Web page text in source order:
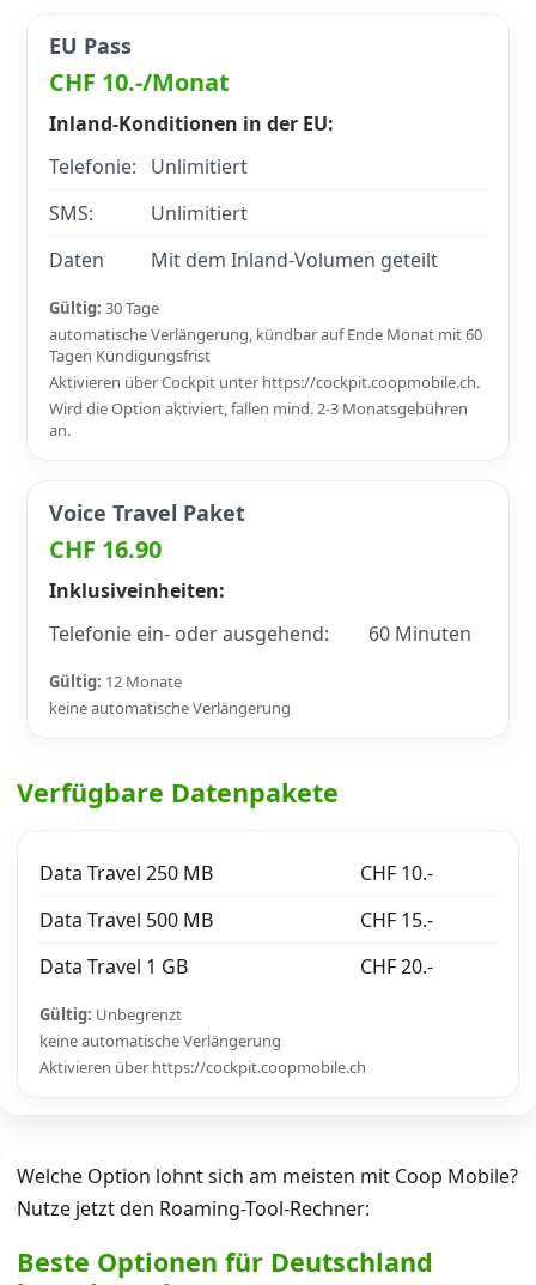
EU Pass
CHF 10.-/Monat
Inland-Konditionen in der EU:
Telefonie:
Unlimitiert
SMS:
Unlimitiert
Daten
Mit dem Inland-Volumen geteilt
Gültig: 30 Tage
automatische Verlängerung, kündbar auf Ende Monat mit 60
Tagen Kündigungsfrist
Aktivieren über Cockpit unter https://cockpit.coopmobile.ch.
Wird die Option aktiviert, fallen mind. 2-3 Monatsgebühren
an.
Voice Travel Paket
CHF 16.90
Inklusiveinheiten:
Telefonie ein- oder ausgehend:
60 Minuten
Gültig: 12 Monate
keine automatische Verlängerung
Verfügbare Datenpakete
Data Travel 250 MB
CHF 10.-
Data Travel 500 MB
CHF 15.-
Data Travel 1 GB
CHF 20.-
Gültig: Unbegrenzt
keine automatische Verlängerung
Aktivieren über https://cockpit.coopmobile.ch
Welche Option lohnt sich am meisten mit Coop Mobile?
Nutze jetzt den Roaming-Tool-Rechner:
Beste Optionen für Deutschland